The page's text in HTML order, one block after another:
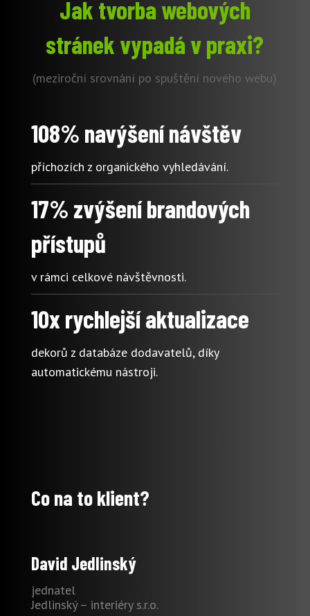
Jak tvorba webových
stránek vypadá v praxi?
(meziroční srovnání po spuštění nového webu)
108% navýšení návštěv
příchozích z organického vyhledávání.
17% zvýšení brandových
přístupů
v rámci celkové návštěvnosti.
10x rychlejší aktualizace
dekorů z databáze dodavatelů, díky
automatickému nástroji.
Co na to klient?
David Jedlinský
jednatel
Jedlinský – interiéry s.r.o.